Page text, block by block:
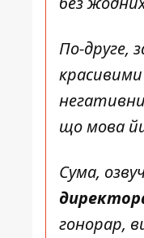
По-друге,
що мова
Сума,
гонорар,